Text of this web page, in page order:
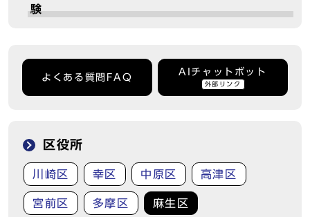
験
よくある質問FAQ
AIチャットボット
外部リンク
区役所
川崎区 幸区 中原区 高津区
宮前区 多摩区 麻生区